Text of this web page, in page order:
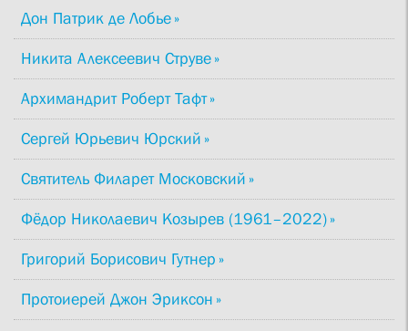
Дон Патрик де Лобье
Никита Алексеевич Струве
Архимандрит Роберт Тафт
Сергей Юрьевич Юрский
Святитель Филарет Московский
Фёдор Николаевич Козырев (1961–2022)
Григорий Борисович Гутнер
Протоиерей Джон Эриксон